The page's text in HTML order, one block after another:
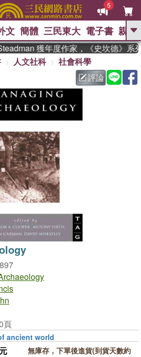
5
GO
熱搜： 東野圭吾 、 高希均教授回憶錄
父親節 、 花開錦
方念華 、 台灣的
李登輝時代 、 數學女孩：黎曼猜想
、 偉大的迷走神經 、
、
文 簡體 三民東大 電子書 親子
獲年度作家，《史坎德》系列
人文社科
社會科學
評論
頁
無庫存，下單後進貨(到貨天數約
ancient world